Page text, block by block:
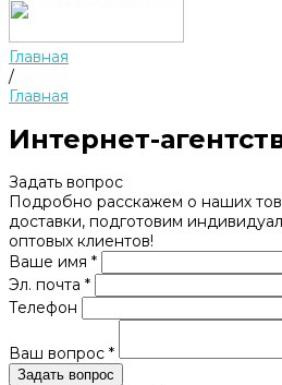
Главная
/
Главная
Интернет-
Задать вопрос
Подробно расскажем о наших
доставки, подготовим
оптовых клиентов!
Ваше имя *
Эл. почта *
Телефон
Ваш вопрос *